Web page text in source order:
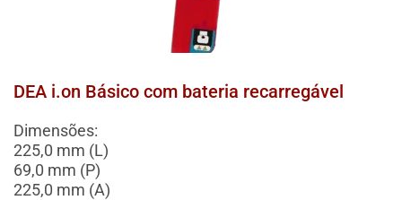
DEA i.on Básico com bateria recarregável
Dimensões:
225,0 mm (L)
69,0 mm (P)
225,0 mm (A)